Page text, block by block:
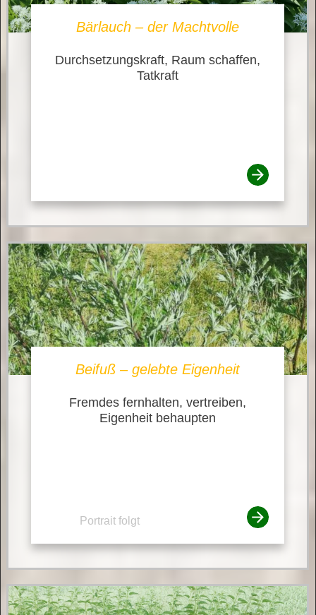
Bärlauch – der Machtvolle
Durchsetzungskraft, Raum schaffen,
Tatkraft
Beifuß – gelebte Eigenheit
Fremdes fernhalten, vertreiben,
Eigenheit behaupten
Portrait folgt